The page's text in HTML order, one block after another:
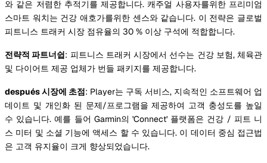
와 같은 저렴한 추적기를 제공합니다. 캐주얼 사용자를위한 프리미엄
스마트 워치는 건강 애호가를위한 센스와 같습니다. 이 전략은 글로벌
피트니스 트래커 시장 점유율의 30 % 이상 구석에 적합합니다.
전략적 파트너쉽: 피트니스 트래커 시장에서 선수는 건강 보험, 체육관
및 다이어트 제공 업체가 번들 패키지를 제공합니다.
después 시장에 초점: Player는 구독 서비스, 지속적인 소프트웨어 업
데이트 및 개인화 된 문제/프로그램을 제공하여 고객 충성도를 높일
수 있습니다. 예를 들어 Garmin의 'Connect' 플랫폼은 건강 / 피트 니
스 미터 및 소셜 기능에 액세스 할 수 있습니다. 이 데이터 중심 접근법
은 고객 유지율이 크게 향상되었습니다.